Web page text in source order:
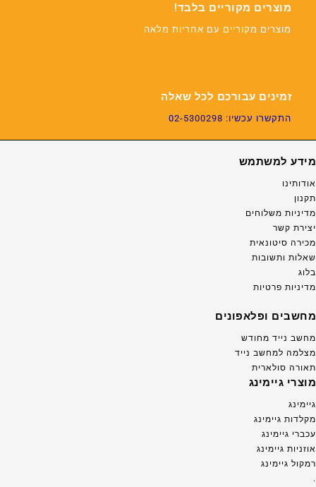
מוצרים מקוריים בלבד!
מוצרים מקוריים עם אחריות מלאה
זמינים עבורכם לכל שאלה
התקשרו עכשיו: 02-5300298
מידע למשתמש
אודותינו
תקנון
מדיניות משלוחים
יצירת קשר
מכירה סיטונאית
שאלות ותשובות
בלוג
מדיניות פרטיות
מחשבים ופלאפונים
מחשב נייד מחודש
מצלמה למחשב נייד
תאורה סולארית
מוצרי גיימינג
גיימינג
מקלדות גיימינג
עכברי גיימינג
אוזניות גיימינג
רמקול גיימינג
.